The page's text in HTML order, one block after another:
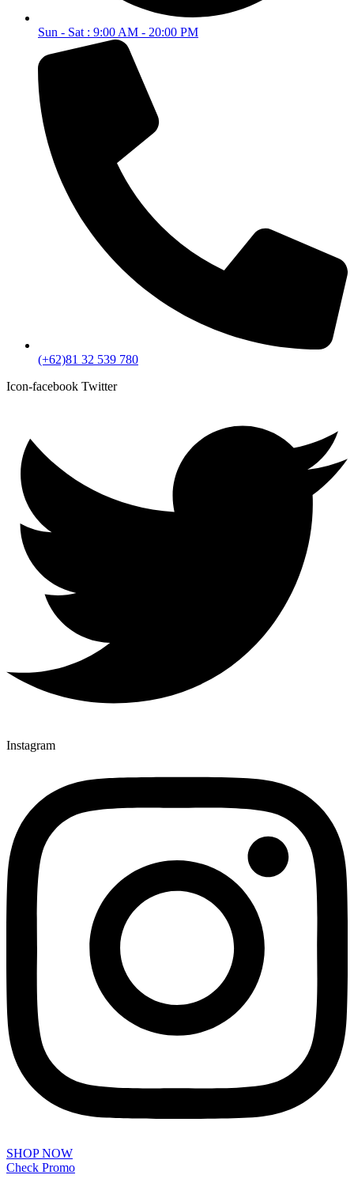
Sun - Sat : 9:00 AM - 20:00 PM
(+62)81 32 539 780
Icon-facebook Twitter
Instagram
SHOP NOW
Check Promo